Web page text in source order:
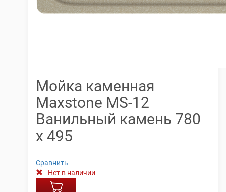
Мойка каменная
Maxstone МS-12
Ванильный камень 780
х 495
Сравнить
Нет в наличии